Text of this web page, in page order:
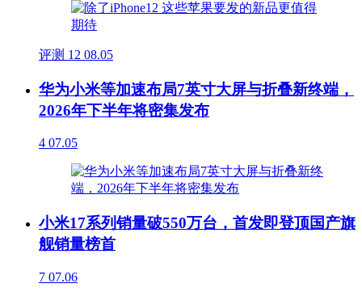
评测 12 08.05
华为小米等加速布局7英寸大屏与折叠新终端，
2026年下半年将密集发布
4 07.05
小米17系列销量破550万台，首发即登顶国产旗
舰销量榜首
7 07.06